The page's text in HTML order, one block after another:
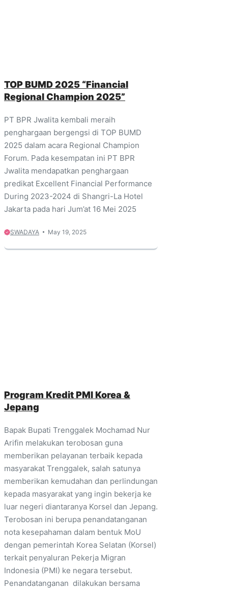
TOP BUMD 2025 “Financial
Regional Champion 2025”
PT BPR Jwalita kembali meraih
penghargaan bergengsi di TOP BUMD
2025 dalam acara Regional Champion
Forum. Pada kesempatan ini PT BPR
Jwalita mendapatkan penghargaan
predikat Excellent Financial Performance
During 2023-2024 di Shangri-La Hotel
Jakarta pada hari Jum’at 16 Mei 2025
SWADAYA May 19, 2025
Program Kredit PMI Korea &
Jepang
Bapak Bupati Trenggalek Mochamad Nur
Arifin melakukan terobosan guna
memberikan pelayanan terbaik kepada
masyarakat Trenggalek, salah satunya
memberikan kemudahan dan perlindungan
kepada masyarakat yang ingin bekerja ke
luar negeri diantaranya Korsel dan Jepang.
Terobosan ini berupa penandatanganan
nota kesepahaman dalam bentuk MoU
dengan pemerintah Korea Selatan (Korsel)
terkait penyaluran Pekerja Migran
Indonesia (PMI) ke negara tersebut.
Penandatanganan dilakukan bersama